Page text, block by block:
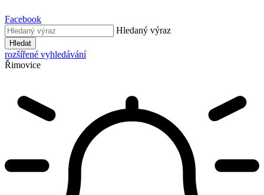
Facebook
Hledaný výraz
Hledat
rozšířené vyhledávání
Řimovice